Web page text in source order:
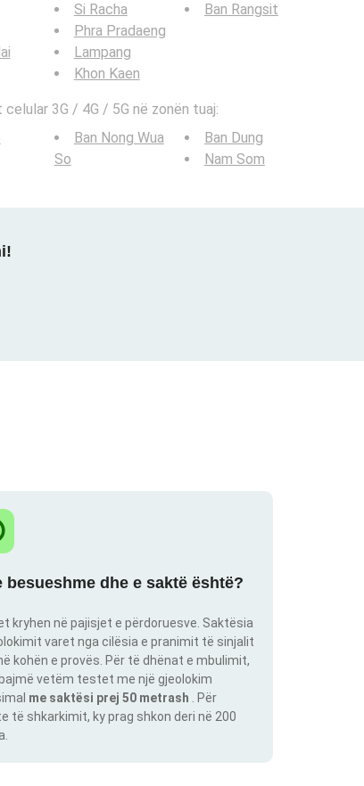
Si Racha
Phra Pradaeng
Lampang
Khon Kaen
Ban Rangsit
3G / 4G / 5G në zonën tuaj:
Ban Nong Wua
So
Ban Dung
Nam Som
besueshme dhe e saktë është?
kryhen në pajisjet e përdoruesve. Saktësia
varet nga cilësia e pranimit të sinjalit
kohën e provës. Për të dhënat e mbulimit,
vetëm testet me një gjeolokim
me saktësi prej 50 metrash
. Për
të shkarkimit, ky prag shkon deri në 200